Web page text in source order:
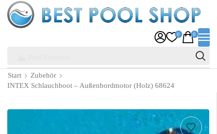
0 0
Start
Zubehör
INTEX Schlauchboot – Außenbordmotor (Holz) 68624